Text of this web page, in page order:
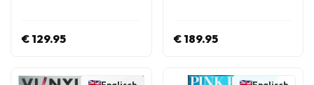
€ 129.95 € 189.95